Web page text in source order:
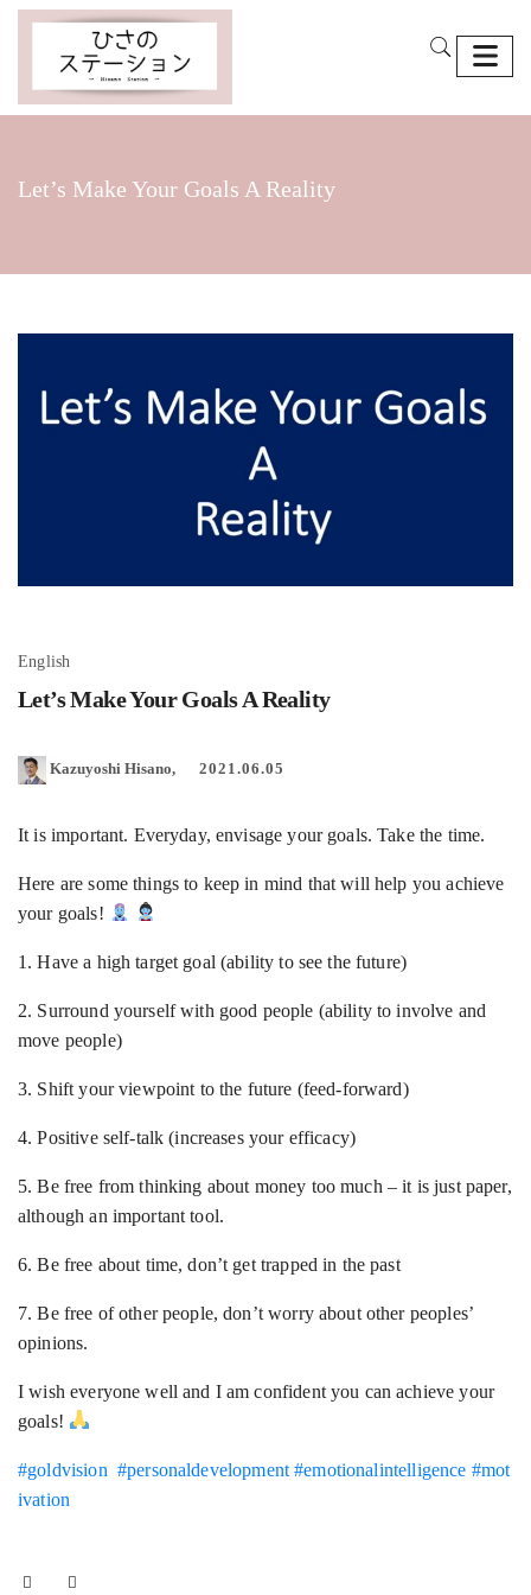
Let’s Make Your Goals A Reality
English
Let’s Make Your Goals A Reality
Kazuyoshi Hisano 2021.06.05
It is important. Everyday, envisage your goals. Take the time.
Here are some things to keep in mind that will help you achieve
your goals!
1. Have a high target goal (ability to see the future)
2. Surround yourself with good people (ability to involve and
move people)
3. Shift your viewpoint to the future (feed-forward)
4. Positive self-talk (increases your efficacy)
5. Be free from thinking about money too much – it is just paper,
although an important tool.
6. Be free about time, don’t get trapped in the past
7. Be free of other people, don’t worry about other peoples’
opinions.
I wish everyone well and I am confident you can achieve your
goals!
#goldvision #personaldevelopment #emotionalintelligence #mot
ivation